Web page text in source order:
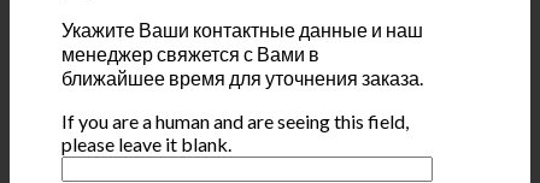
Укажите Ваши контактные данные и наш
менеджер свяжется с Вами в
ближайшее время для уточнения заказа.
If you are a human and are seeing this field,
please leave it blank.